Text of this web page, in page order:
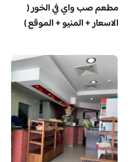
مطعم صب واي في الخور (
الاسعار + المنيو + الموقع )